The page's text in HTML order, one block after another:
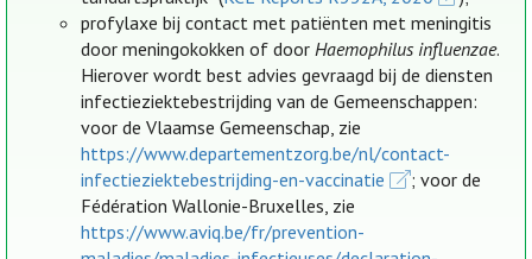
profylaxe bij contact met patiënten met meningitis
door meningokokken of doorHaemophilus influenzae.
Hierover wordt best advies gevraagd bij de diensten
infectieziektebestrijding van de Gemeenschappen:
voor de Vlaamse Gemeenschap, zie
https://www.departementzorg.be/nl/contact-
infectieziektebestrijding-en-vaccinatie
; voor de
Fédération Wallonie-Bruxelles, zie
https://www.aviq.be/fr/prevention-